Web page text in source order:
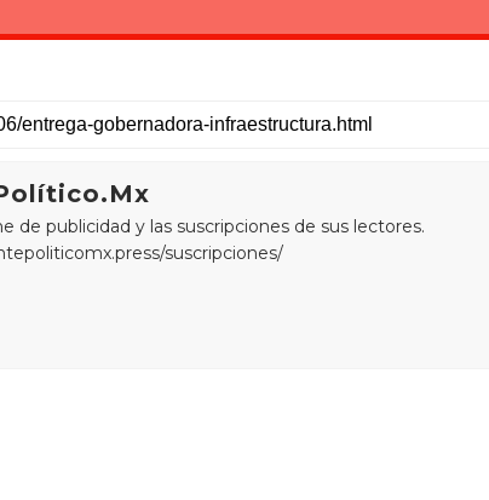
de publicidad y las suscripciones de sus lectores.
suscripciones/